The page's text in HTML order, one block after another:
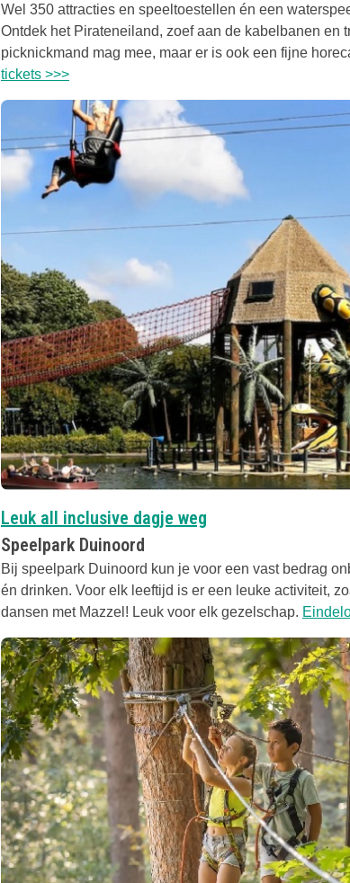
Wel 350 attracties en speeltoestellen én een
Ontdek het Pirateneiland, zoef aan de kabelbanen en
picknickmand mag mee, maar er is ook een fijne
tickets >>>Deze link opent in een nieuwe tab
Leuk all inclusive dagje weg
Speelpark Duinoord
Bij speelpark Duinoord kun je voor een vast bedrag
én drinken. Voor elk leeftijd is er een leuke activiteit,
dansen met Mazzel! Leuk voor elk gezelschap.